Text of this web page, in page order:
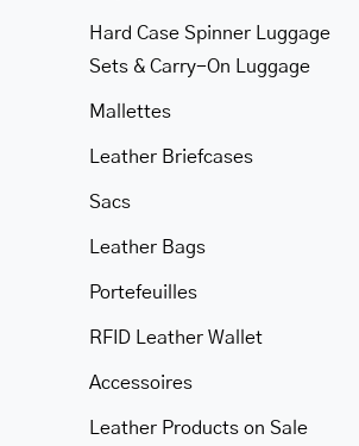
Hard Case Spinner Luggage
Sets & Carry-On Luggage
Mallettes
Leather Briefcases
Sacs
Leather Bags
Portefeuilles
RFID Leather Wallet
Accessoires
Leather Products on Sale